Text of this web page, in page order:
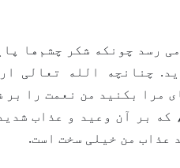
رسد چونکه شکر چشم‌ها
چنانچه الله تعالی
مرا بکنید من نعمت را
که بر آن وعید و عذاب
عذاب من خیلی سخت است.